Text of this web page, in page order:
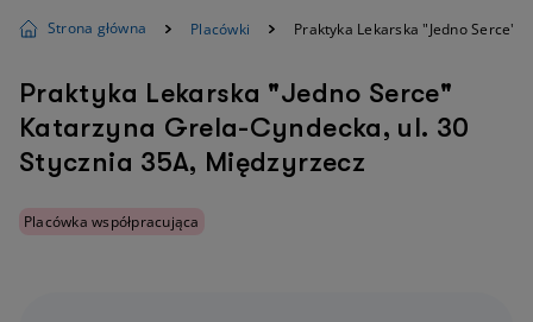
Strona główna Placówki Praktyka Lekarska "Jedno Serce"
Praktyka Lekarska "Jedno Serce"
Katarzyna Grela-Cyndecka, ul. 30
Stycznia 35A, Międzyrzecz
Placówka współpracująca